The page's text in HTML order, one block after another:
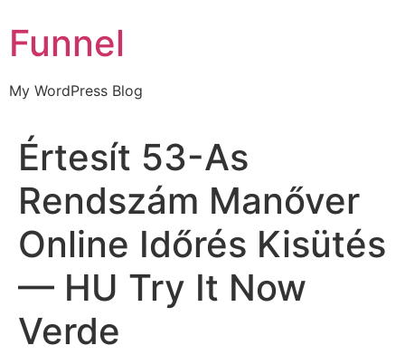
to
content
Funnel
My WordPress Blog
Értesít 53-As
Rendszám Manőver
Online Időrés Kisütés
— HU Try It Now
Verde